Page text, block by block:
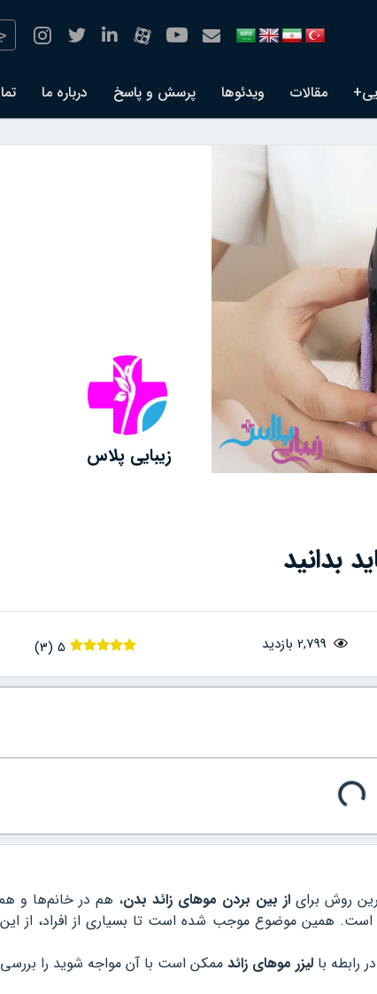
مقالات ویدئوها پرسش و پاسخ درباره ما
زیبایی پلاس
بدانید
2,799 بازدید 5
(
3
)
روش برای از بین بردن موهای زائد بدن، هم در خانم‌ها و هم
است. همین موضوع موجب شده است تا بسیاری از افراد، از
رابطه بالیزر موهای زائد ممکن است با آن مواجه شوید را